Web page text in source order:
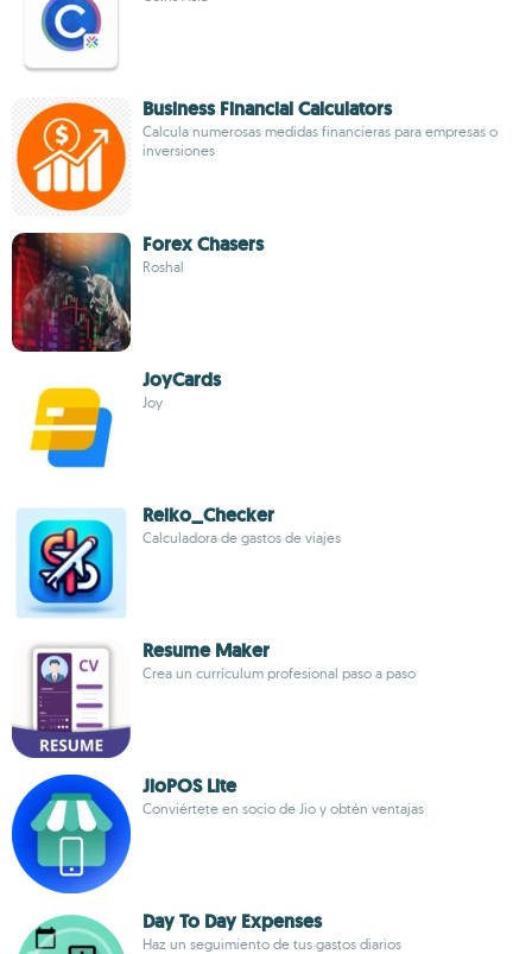
Business Financial Calculators
Calcula numerosas medidas financieras para empresas o
inversiones
Forex Chasers
Roshal
JoyCards
Joy
Reiko_Checker
Calculadora de gastos de viajes
Resume Maker
Crea un currículum profesional paso a paso
JioPOS Lite
Conviértete en socio de Jio y obtén ventajas
Day To Day Expenses
Haz un seguimiento de tus gastos diarios